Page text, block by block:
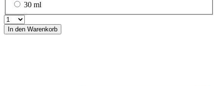
30 ml
In den Warenkorb